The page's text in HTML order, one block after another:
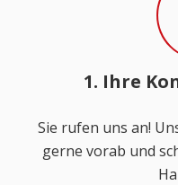
1. Ihre
Sie rufen uns an!
gerne vorab und